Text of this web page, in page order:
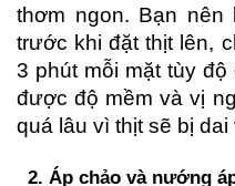
thơm ngon. Bạn nên
trước khi đặt thịt lên,
3 phút mỗi mặt tùy
được độ mềm và vị
quá lâu vì thịt sẽ bị dai
2. Áp chảo và nướng